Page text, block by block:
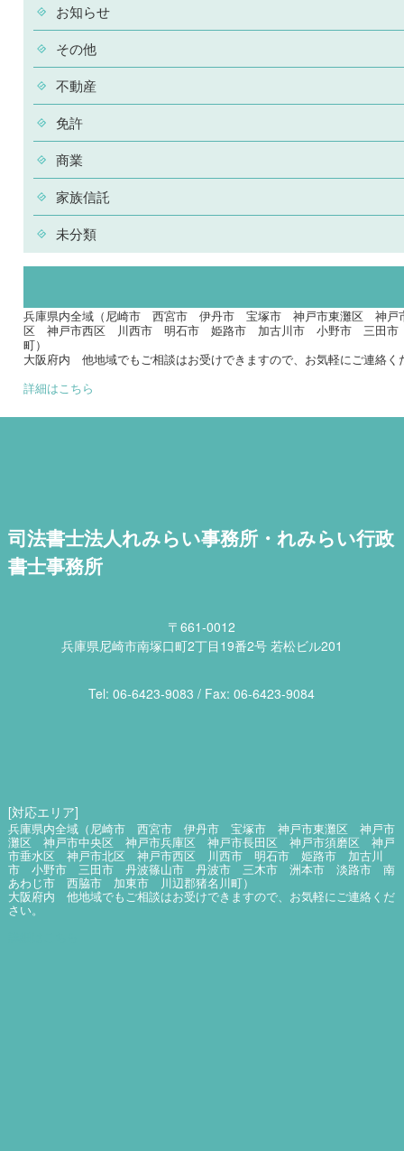
お知らせ
その他
不動産
免許
商業
家族信託
未分類
兵庫県内全域（尼崎市 西宮市 伊丹市 宝塚市 神戸市東灘区 神
区 神戸市西区 川西市 明石市 姫路市 加古川市 小野市 三田
町）
大阪府内 他地域でもご相談はお受けできますので、お気軽にご連絡く
詳細はこちら
司法書士法人れみらい事務所・れみらい行政
書士事務所
〒661-0012
兵庫県尼崎市南塚口町2丁目19番2号 若松ビル201
Tel: 06​-6423​-9083 / Fax: 06​-6423​-9084
[対応エリア]
兵庫県内全域（尼崎市 西宮市 伊丹市 宝塚市 神戸市東灘区 神戸市
灘区 神戸市中央区 神戸市兵庫区 神戸市長田区 神戸市須磨区 神戸
市垂水区 神戸市北区 神戸市西区 川西市 明石市 姫路市 加古川
市 小野市 三田市 丹波篠山市 丹波市 三木市 洲本市 淡路市 南
あわじ市 西脇市 加東市 川辺郡猪名川町）
大阪府内 他地域でもご相談はお受けできますので、お気軽にご連絡くだ
さい。